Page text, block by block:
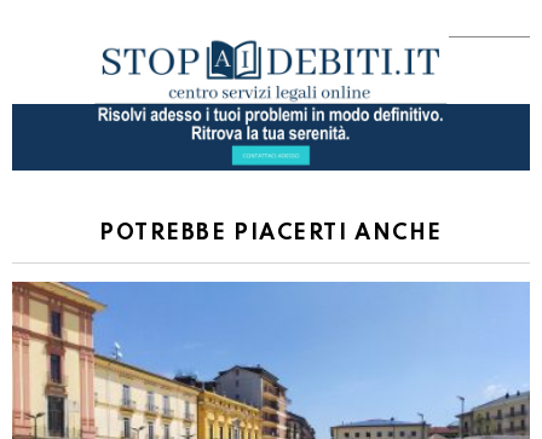
POTREBBE PIACERTI ANCHE